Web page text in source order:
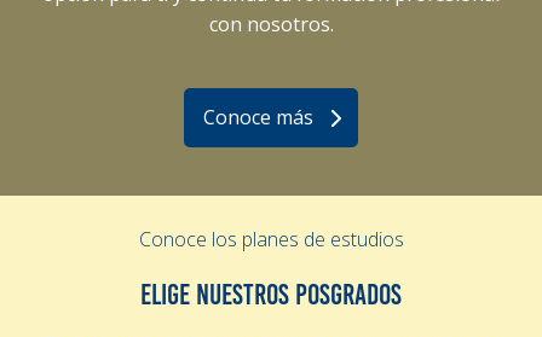
con nosotros.
Conoce más
Conoce los planes de estudios
ELIGE NUESTROS POSGRADOS